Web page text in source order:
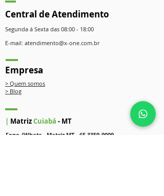
Central de Atendimento
Segunda á Sexta das 08:00 - 18:00
E-mail: atendimento@x-one.com.br
Empresa
> Quem somos
> Blog
| MatrizCuiabá - MT
Fone /Whats - Matriz MT - 65 3359-9009